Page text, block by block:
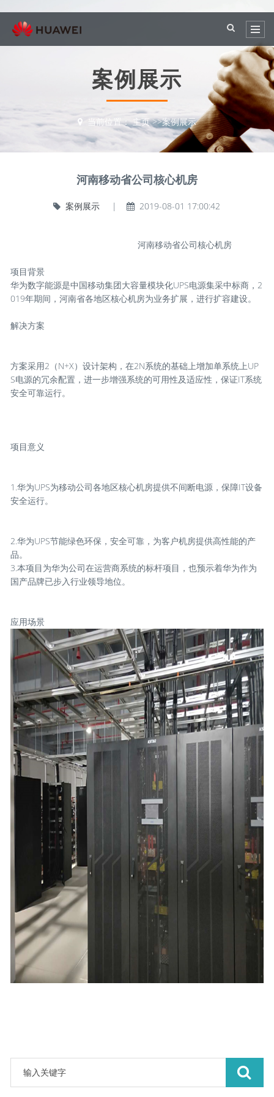
案例展示
当前位置：主页>>案例展示
河南移动省公司核心机房
案例展示 | 2019-08-01 17:00:42
河南移动省公司核心机房
项目背景
华为数字能源是中国移动集团大容量模块化UPS电源集采中标商，2
019年期间，河南省各地区核心机房为业务扩展，进行扩容建设。
解决方案
方案采用2（N+X）设计架构，在2N系统的基础上增加单系统上UP
S电源的冗余配置，进一步增强系统的可用性及适应性，保证IT系统
安全可靠运行。
项目意义
1.华为UPS为移动公司各地区核心机房提供不间断电源，保障IT设备
安全运行。
2.华为UPS节能绿色环保，安全可靠，为客户机房提供高性能的产
品。
3.本项目为华为公司在运营商系统的标杆项目，也预示着华为作为
国产品牌已步入行业领导地位。
应用场景